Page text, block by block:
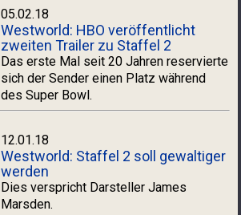
05.02.18
Westworld: HBO veröffentlicht
zweiten Trailer zu Staffel 2
Das erste Mal seit 20 Jahren reservierte
sich der Sender einen Platz während
des Super Bowl.
12.01.18
Westworld: Staffel 2 soll gewaltiger
werden
Dies verspricht Darsteller James
Marsden.